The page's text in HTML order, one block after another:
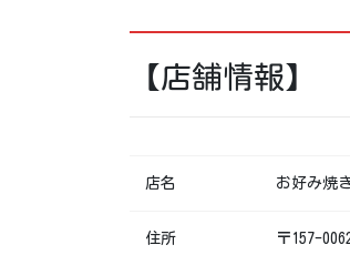
【店舗情報】
店名 お好み焼
住所 〒157-